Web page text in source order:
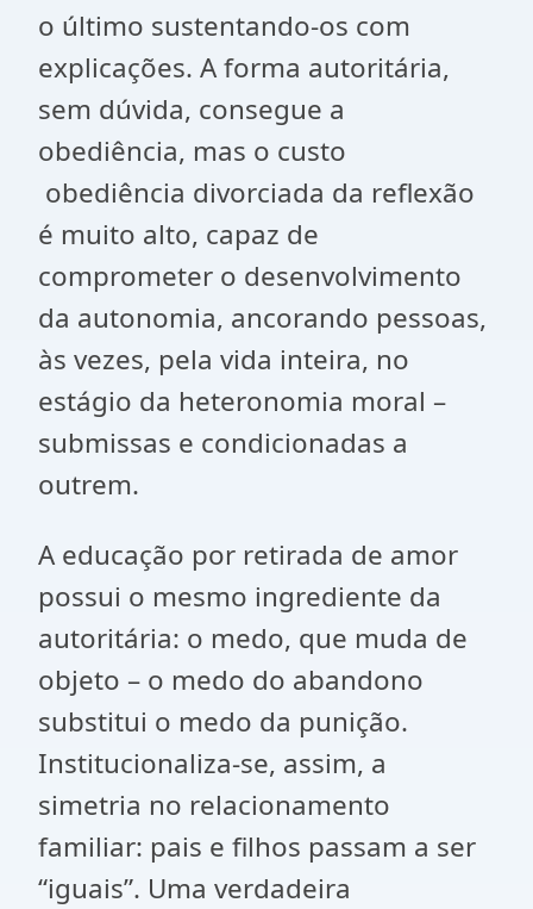
o último sustentando-os com
explicações. A forma autoritária,
sem dúvida, consegue a
obediência, mas o custo
obediência divorciada da reflexão
é muito alto, capaz de
comprometer o desenvolvimento
da autonomia, ancorando pessoas,
às vezes, pela vida inteira, no
estágio da heteronomia moral –
submissas e condicionadas a
outrem.
A educação por retirada de amor
possui o mesmo ingrediente da
autoritária: o medo, que muda de
objeto – o medo do abandono
substitui o medo da punição.
Institucionaliza-se, assim, a
simetria no relacionamento
familiar: pais e filhos passam a ser
“iguais”. Uma verdadeira